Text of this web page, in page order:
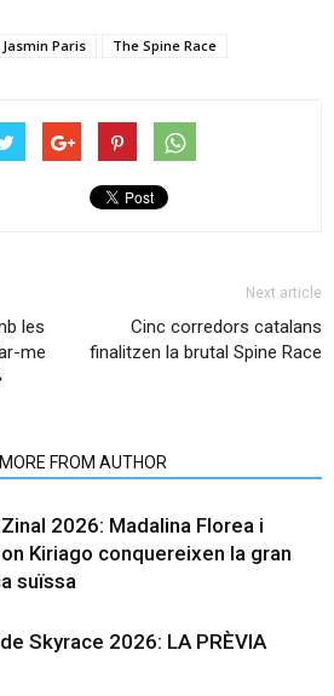
Jasmin Paris The Spine Race
les
me
Next article
Cinc corredors catalans
finalitzen la brutal Spine Race
MORE FROM AUTHOR
2026: Madalina Florea i
Kiriago conquereixen la gran
suïssa
Skyrace 2026: LA PRÈVIA